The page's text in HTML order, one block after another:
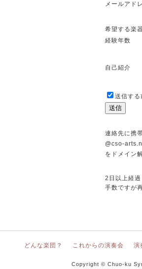
メールアド
希望する楽
経験年数
自己紹介
送信す
連絡先に携
@cso-
をドメイン
2日以上経
手数ですが
どんな楽団？ これからの演奏会 演
Copyright © Chuo-ku